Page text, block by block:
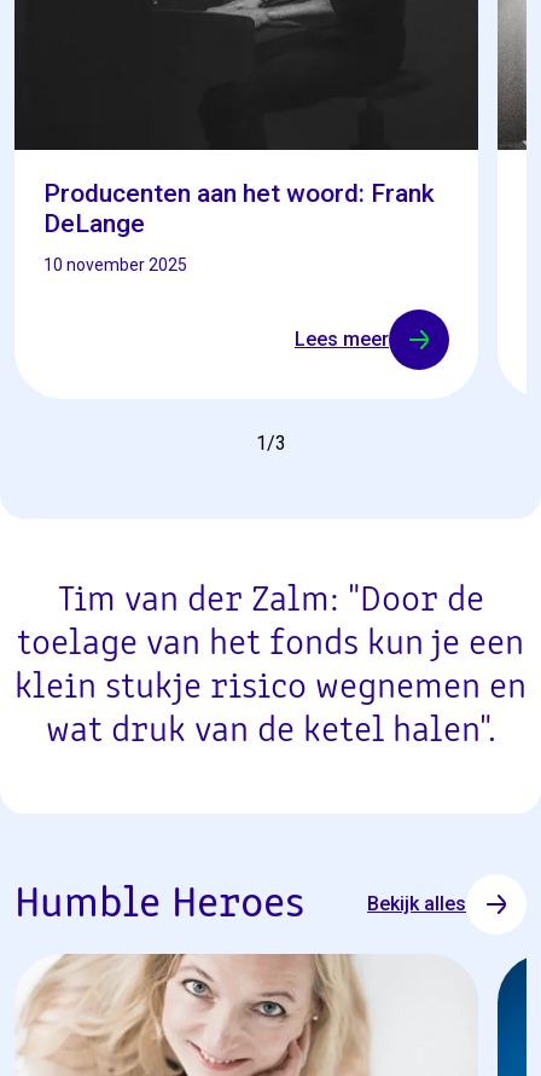
Producenten aan het woord: Frank
DeLange
10 november 2025
Lees meer
1/3
Tim van der Zalm: "Door de
toelage van het fonds kun je een
klein stukje risico wegnemen en
wat druk van de ketel halen".
Humble Heroes Bekijk alles